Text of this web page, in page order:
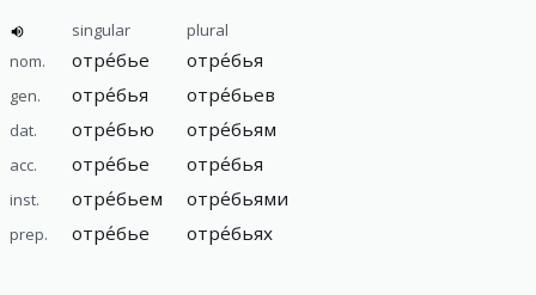
singular
plural
nom.
отре́бье отре́бья
gen. отре́бья отре́бьев
dat. отре́бью отре́бьям
acc. отре́бье отре́бья
inst. отре́бьем отре́бьями
prep. отре́бье отре́бьях